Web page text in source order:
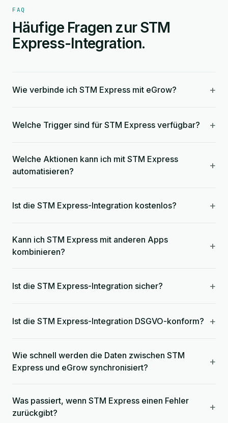
FAQ
Häufige Fragen zur STM
Express-Integration.
Wie verbinde ich STM Express mit eGrow? +
Welche Trigger sind für STM Express verfügbar? +
Welche Aktionen kann ich mit STM Express
automatisieren?
+
Ist die STM Express-Integration kostenlos? +
Kann ich STM Express mit anderen Apps
kombinieren?
+
Ist die STM Express-Integration sicher? +
Ist die STM Express-Integration DSGVO-konform? +
Wie schnell werden die Daten zwischen STM
Express und eGrow synchronisiert?
+
Was passiert, wenn STM Express einen Fehler
zurückgibt?
+